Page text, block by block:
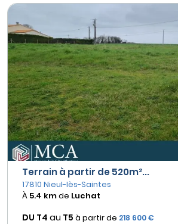
Terrain à partir de 520m²...
17810 Nieul-lès-Saintes
À 5.4 kmde Luchat
DU T4 au T5 à partir de 218 600 €